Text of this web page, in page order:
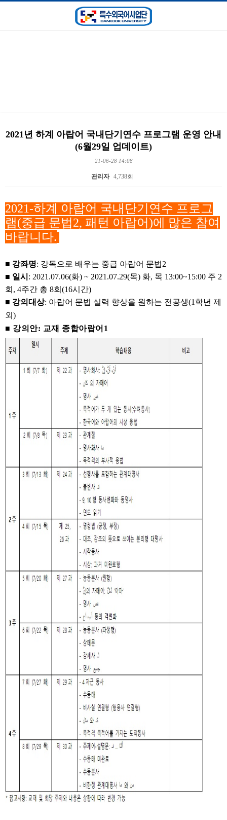
2021년 하계 아랍어 국내단기연수 프로그램 운영 안내
(6월29일 업데이트)
21-06-28 14:08
관리자 4,738회
본문
2021-하계 아랍어 국내단기연수 프로그
램(중급 문법2, 패턴 아랍어)에 많은 참여
바랍니다.
■ 강좌명: 강독으로 배우는 중급 아랍어 문법2
■ 일시 : 2021.07.06(화) ~ 2021.07.29(목) 화, 목 13:00~15:00 주 2
회, 4주간 총 8회(16시간)
■ 강의대상: 아랍어 문법 실력 향상을 원하는 전공생(1학년 제
외)
■ 강의안: 교재 종합아랍어1